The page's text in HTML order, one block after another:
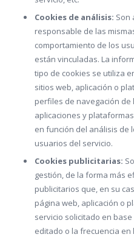
Cookies de análisis: Son
responsable de las
comportamiento de los
están vinculadas. La
tipo de cookies se utiliza
sitios web, aplicación o
perfiles de navegación
aplicaciones y
en función del análisis de
usuarios del servicio.
Cookies publicitarias:
gestión, de la forma más
publicitarios que, en su
página web, aplicación o
servicio solicitado en
editado o la frecuencia